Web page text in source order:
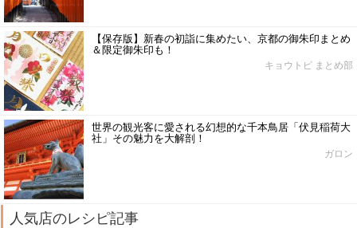
【保存版】新春の初詣に集めたい、京都の御朱印まとめ
＆限定御朱印も！
キョウトピ まとめ部
世界の観光客に愛される幻想的な千本鳥居「伏見稲荷大
社」その魅力を大解剖！
ガロン
人気店のレシピ記事